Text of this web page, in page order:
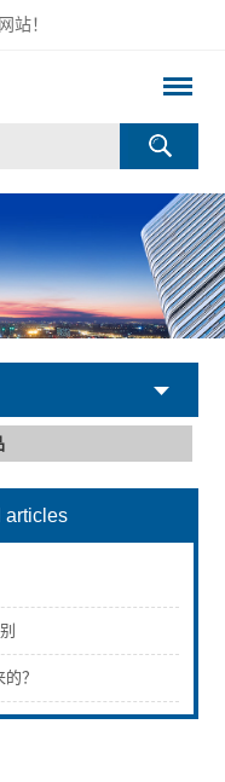
站！
articles
？